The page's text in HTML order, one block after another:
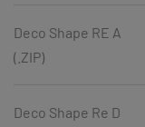
Deco Shape RE A
(.ZIP)
Deco Shape Re D